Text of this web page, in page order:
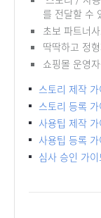
를 전달할 수
초보 파트너
딱딱하고 정
쇼핑몰 운영
스토리 제작 가
스토리 등록 가
사용팁 제작 가
사용팁 등록 가
심사 승인 가이